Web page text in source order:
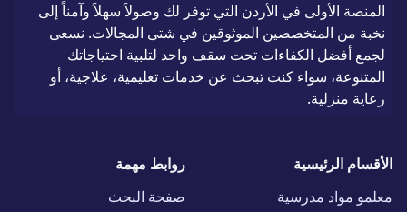
المنصة الأولى في الأردن التي توفر لك وصولاً سهلاً وآمناً إلى
نخبة من المتخصصين الموثوقين في شتى المجالات. نسعى
لجمع أفضل الكفاءات تحت سقف واحد لتلبية احتياجاتك
المتنوعة، سواء كنت تبحث عن خدمات تعليمية، علاجية، أو
رعاية منزلية.
الأقسام الرئيسية
معلمو مواد مدرسية
روابط مهمة
صفحة البحث